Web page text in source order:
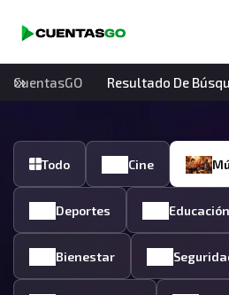
CuentasGO Resultado De
Todo Cine
Deportes Educación
Bienestar